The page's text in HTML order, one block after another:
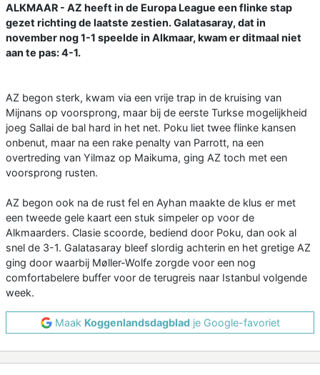
ALKMAAR - AZ heeft in de Europa League een flinke stap
gezet richting de laatste zestien. Galatasaray, dat in
november nog 1-1 speelde in Alkmaar, kwam er ditmaal niet
aan te pas: 4-1.
AZ begon sterk, kwam via een vrije trap in de kruising van
Mijnans op voorsprong, maar bij de eerste Turkse mogelijkheid
joeg Sallai de bal hard in het net. Poku liet twee flinke kansen
onbenut, maar na een rake penalty van Parrott, na een
overtreding van Yilmaz op Maikuma, ging AZ toch met een
voorsprong rusten.
AZ begon ook na de rust fel en Ayhan maakte de klus er met
een tweede gele kaart een stuk simpeler op voor de
Alkmaarders. Clasie scoorde, bediend door Poku, dan ook al
snel de 3-1. Galatasaray bleef slordig achterin en het gretige AZ
ging door waarbij Møller-Wolfe zorgde voor een nog
comfortabelere buffer voor de terugreis naar Istanbul volgende
week.
Maak Koggenlandsdagbladje Google-favoriet